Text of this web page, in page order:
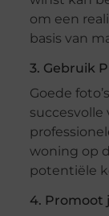
om een
basis van
3. Gebruik
Goede
succesvolle
woning op
potentiële
4. Promoot